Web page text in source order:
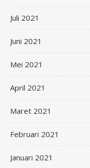
Juli 2021
Juni 2021
Mei 2021
April 2021
Maret 2021
Februari 2021
Januari 2021